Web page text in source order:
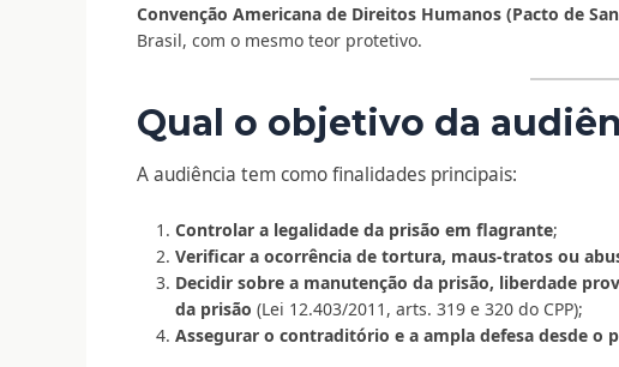
Convenção Americana de Direitos Humanos (Pacto de
Brasil, com o mesmo teor protetivo.
Qual o objetivo da
A audiência tem como finalidades principais:
Controlar a legalidade da prisão em flagrante;
Verificar a ocorrência de tortura, maus-tratos ou
Decidir sobre a manutenção da prisão, liberdade
da prisão (Lei 12.403/2011, arts. 319 e 320 do CPP);
Assegurar o contraditório e a ampla defesa desde